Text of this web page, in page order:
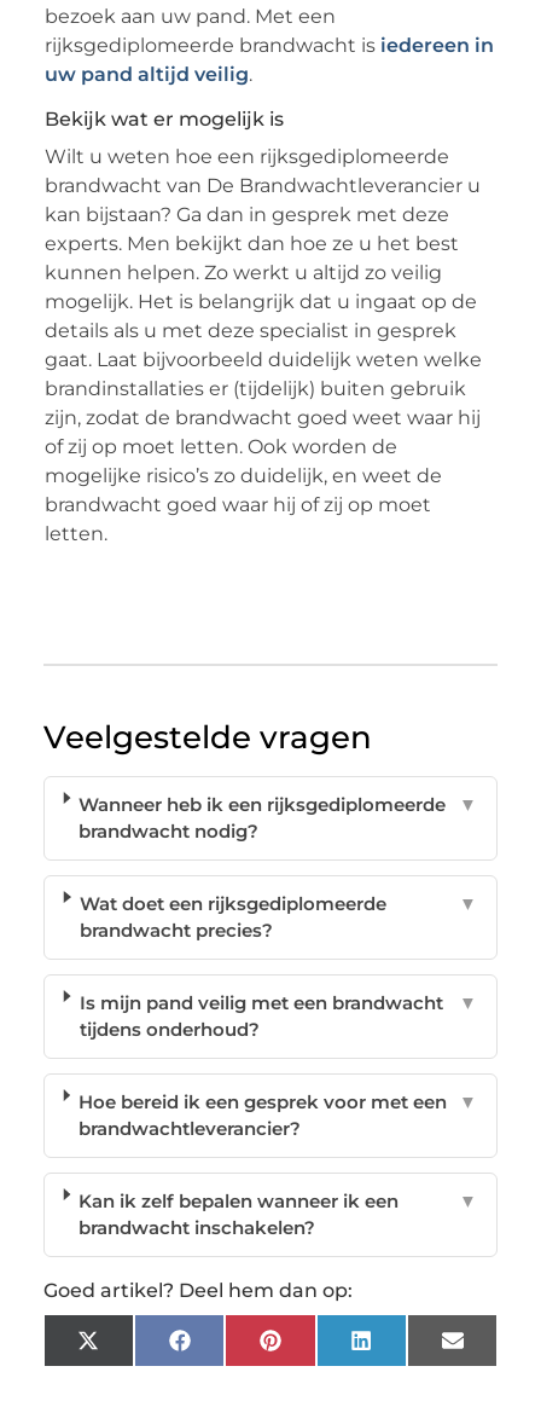
bezoek aan uw pand. Met een
rijksgediplomeerde brandwacht is iedereen in
uw pand altijd veilig.
Bekijk wat er mogelijk is
Wilt u weten hoe een rijksgediplomeerde
brandwacht van De Brandwachtleverancier u
kan bijstaan? Ga dan in gesprek met deze
experts. Men bekijkt dan hoe ze u het best
kunnen helpen. Zo werkt u altijd zo veilig
mogelijk. Het is belangrijk dat u ingaat op de
details als u met deze specialist in gesprek
gaat. Laat bijvoorbeeld duidelijk weten welke
brandinstallaties er (tijdelijk) buiten gebruik
zijn, zodat de brandwacht goed weet waar hij
of zij op moet letten. Ook worden de
mogelijke risico’s zo duidelijk, en weet de
brandwacht goed waar hij of zij op moet
letten.
Veelgestelde vragen
Wanneer heb ik een rijksgediplomeerde
brandwacht nodig?
▼
Wat doet een rijksgediplomeerde
brandwacht precies?
▼
Is mijn pand veilig met een brandwacht
tijdens onderhoud?
▼
Hoe bereid ik een gesprek voor met een
brandwachtleverancier?
▼
Kan ik zelf bepalen wanneer ik een
brandwacht inschakelen?
▼
Goed artikel? Deel hem dan op:
X
(Twitter)
FacebookPinterest LinkedIn Email